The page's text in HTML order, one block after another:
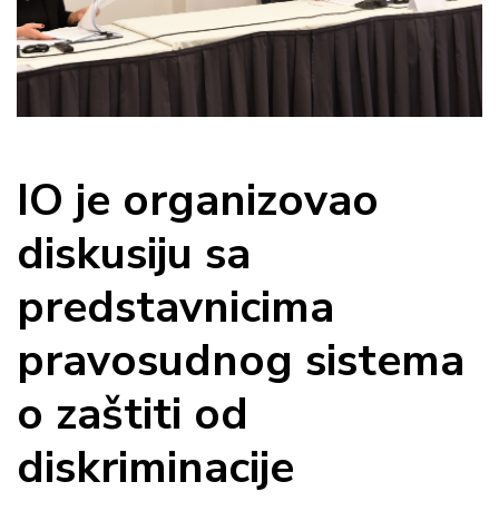
IO je organizovao
diskusiju sa
predstavnicima
pravosudnog sistema
o zaštiti od
diskriminacije